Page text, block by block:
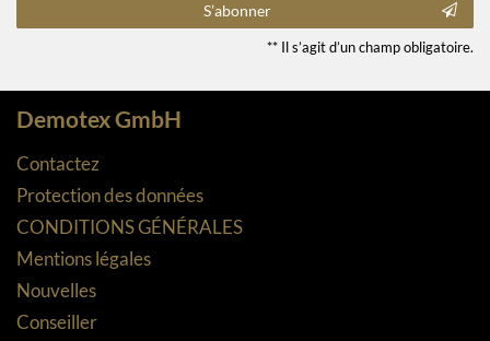
S’abonner
** Il s’agit d’un champ obligatoire.
Demotex GmbH
Contactez
Protection des données
CONDITIONS GÉNÉRALES
Mentions légales
Nouvelles
Conseiller